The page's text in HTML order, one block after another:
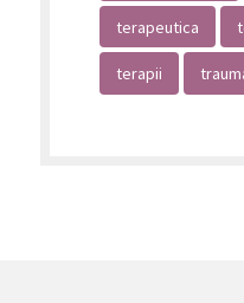
terapeutica
terapii